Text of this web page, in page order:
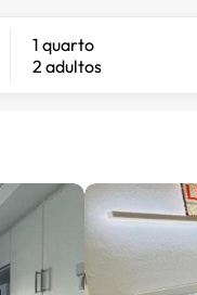
1 quarto
2 adultos